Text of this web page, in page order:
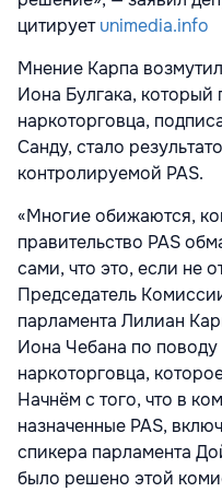
цитируетunimedia.info
Мнение Карпа
Иона Булгака, который
наркоторговца,
Санду, стало
контролируемой PAS.
«Многие обижаются,
правительство PAS
сами, что это, если не
Председатель
парламента Лилиан
Иона Чебана по
наркоторговца,
Начнём с того, что в
назначенные PAS,
спикера парламента
было решено этой